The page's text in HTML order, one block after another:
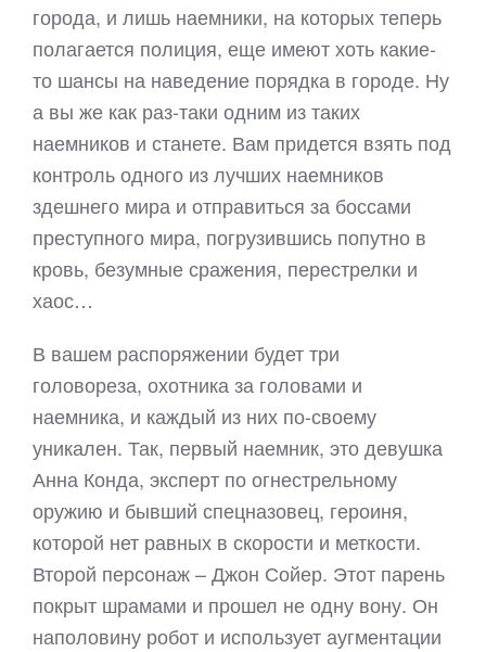
города, и лишь наемники, на которых теперь
полагается полиция, еще имеют хоть какие-
то шансы на наведение порядка в городе. Ну
а вы же как раз-таки одним из таких
наемников и станете. Вам придется взять под
контроль одного из лучших наемников
здешнего мира и отправиться за боссами
преступного мира, погрузившись попутно в
кровь, безумные сражения, перестрелки и
хаос…
В вашем распоряжении будет три
головореза, охотника за головами и
наемника, и каждый из них по-своему
уникален. Так, первый наемник, это девушка
Анна Конда, эксперт по огнестрельному
оружию и бывший спецназовец, героиня,
которой нет равных в скорости и меткости.
Второй персонаж – Джон Сойер. Этот парень
покрыт шрамами и прошел не одну вону. Он
наполовину робот и использует аугментации